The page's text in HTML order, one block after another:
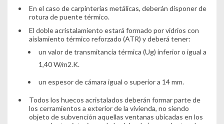
En el caso de carpinterías metálicas, deberán disponer de
rotura de puente térmico.
El doble acristalamiento estará formado por vidrios con
aislamiento térmico reforzado (ATR) y deberá tener:
un valor de transmitancia térmica (Ug) inferior o igual a
1,40 W/m2.K.
un espesor de cámara igual o superior a 14 mm.
Todos los huecos acristalados deberán formar parte de
los cerramientos a exterior de la vivienda, no siendo
objeto de subvención aquellas ventanas ubicadas en los